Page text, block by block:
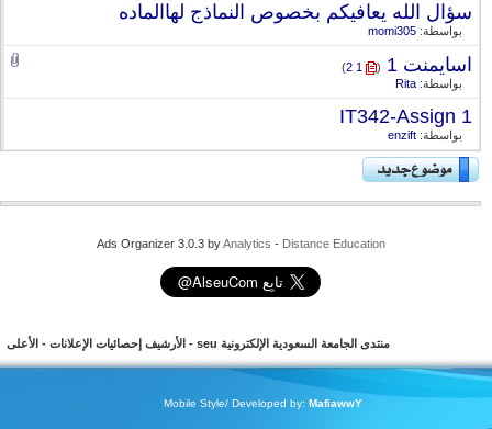
سؤال الله يعافيكم بخصوص النماذج لهاالماده
بواسطة:momi305
اسايمنت 1 ‏
(
1
2
بواسطة:Rita
IT342-Assign 1
بواسطة:enzift
Ads Organizer 3.0.3 byAnalytics -Distance Education
منتدى الجامعة السعودية الإلكترونية seu - الأرشيف إحصائيات الإعلانات- الأعلى
Mobile Style/ Developed by:MafiawwY